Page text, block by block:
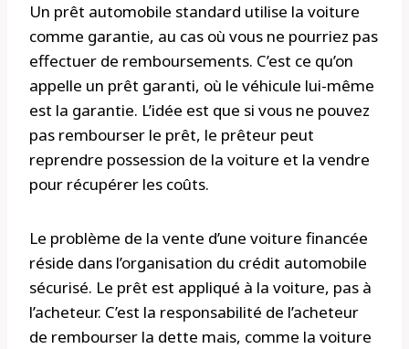
Un prêt automobile standard utilise la voiture
comme garantie, au cas où vous ne pourriez pas
effectuer de remboursements. C’est ce qu’on
appelle un prêt garanti, où le véhicule lui-même
est la garantie. L’idée est que si vous ne pouvez
pas rembourser le prêt, le prêteur peut
reprendre possession de la voiture et la vendre
pour récupérer les coûts.
Le problème de la vente d’une voiture financée
réside dans l’organisation du crédit automobile
sécurisé. Le prêt est appliqué à la voiture, pas à
l’acheteur. C’est la responsabilité de l’acheteur
de rembourser la dette mais, comme la voiture